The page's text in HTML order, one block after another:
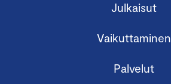
Julkaisut
Vaikuttaminen
Palvelut